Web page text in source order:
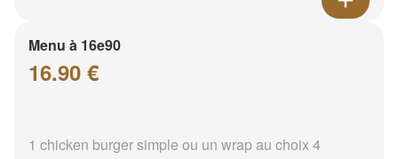
Menu à 16e90
16.90 €
1 chicken burger simple ou un wrap au choix 4